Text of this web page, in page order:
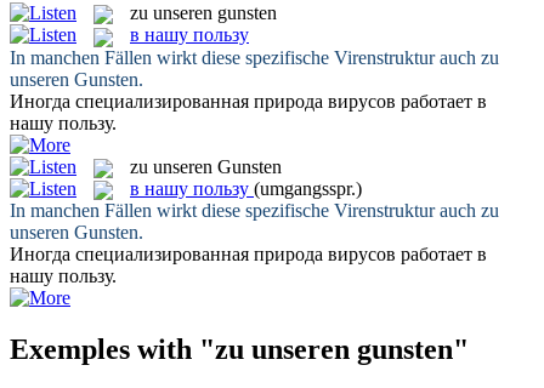
zu unseren gunsten
в нашу пользу
In manchen Fällen wirkt diese spezifische Virenstruktur auch zu
unseren Gunsten.
Иногда специализированная природа вирусов работает в
нашу пользу.
zu unseren Gunsten
в нашу пользу (umgangsspr.)
In manchen Fällen wirkt diese spezifische Virenstruktur auch zu
unseren Gunsten.
Иногда специализированная природа вирусов работает в
нашу пользу.
Exemples with "zu unseren gunsten"